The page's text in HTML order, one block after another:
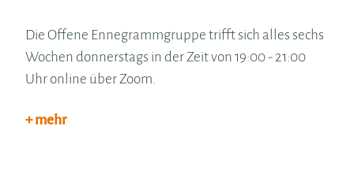
Die Offene Ennegrammgruppe trifft sich alles sechs
Wochen donnerstags in der Zeit von 19:00 - 21:00
Uhr online über Zoom.
+ mehr